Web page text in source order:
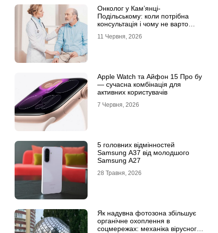
Онколог у Кам’янці-
Подільському: коли потрібна
консультація і чому не варто
11 Червня, 2026
Apple Watch та Айфон 15 Про бу
— сучасна комбінація для
активних користувачів
7 Червня, 2026
5 головних відмінностей
Samsung A37 від молодшого
Samsung A27
28 Травня, 2026
Як надувна фотозона збільшує
органічне охоплення в
соцмережах: механіка вірусного